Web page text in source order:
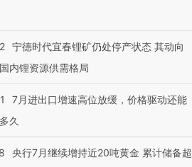
宁德时代宜春锂矿仍处停产状态 其动向
内锂资源供需格局
7月进出口增速高位放缓，价格驱动还能
久
央行7月继续增持近20吨黄金 累计储备超